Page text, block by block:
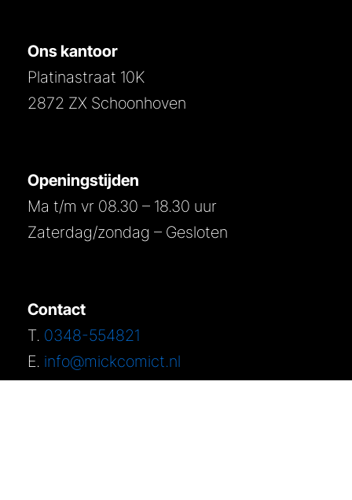
Ons kantoor
Platinastraat 10K
2872 ZX Schoonhoven
Openingstijden
Ma t/m vr 08.30 – 18.30 uur
Zaterdag/zondag – Gesloten
Contact
T. 0348-554821
E. info@mickcomict.nl